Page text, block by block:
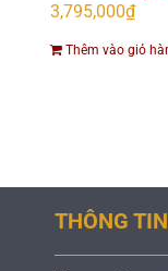
3,795,000₫
Thêm vào giỏ
THÔNG